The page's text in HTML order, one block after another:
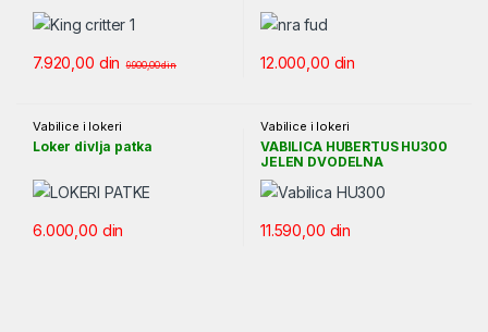
7.920,00 din 9.900,00din 12.000,00 din
Vabilice i lokeri
Loker divlja patka
6.000,00 din
Vabilice i lokeri
VABILICA HUBERTUS HU300
JELEN DVODELNA
11.590,00 din